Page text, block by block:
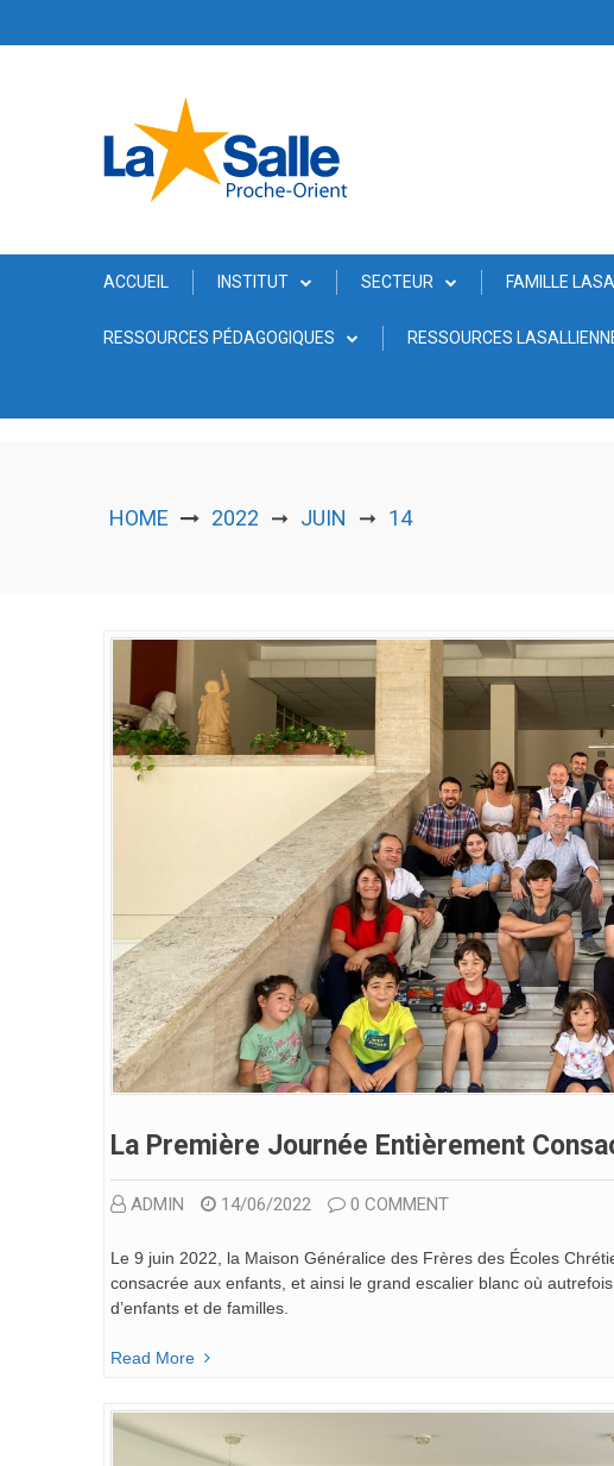
ACCUEIL INSTITUT SECTEUR FAMILLE
RESSOURCES PÉDAGOGIQUES RESSOURCES
HOME 2022 ➞ JUIN ➞ 14
La Première Journée Entièrement
ADMIN 14/06/2022 0 COMMENT
Le 9 juin 2022, la Maison Généralice des Frères des Écoles
consacrée aux enfants, et ainsi le grand escalier blanc où
d’enfants et de familles.
Read More